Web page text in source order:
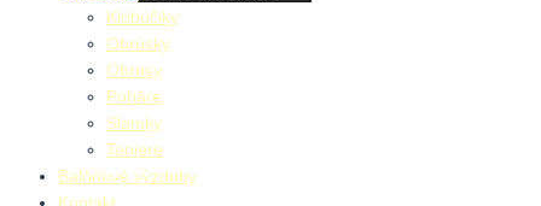
Klobúčiky
Obrúsky
Obrusy
Poháre
Slamky
Taniere
Balónové výzdoby
Kontakt